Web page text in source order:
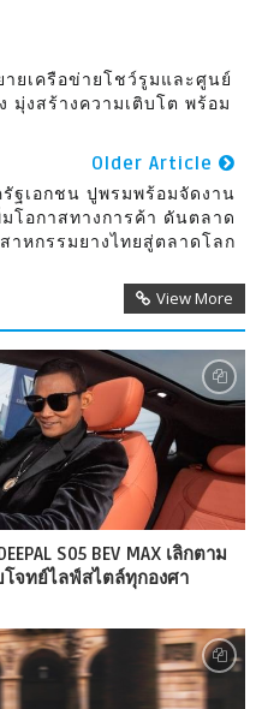
ยเครือข่ายโชว์รูมและศูนย์
มุ่งสร้างความเติบโต พร้อม
Older Article
ฐเอกชน ปูพรมพร้อมจัดงาน
โอกาสทางการค้า ดันตลาด
าหกรรมยางไทยสู่ตลาดโลก
View More
S05 BEV MAX เลิกตาม
โจทย์ไลฟ์สไตล์ทุกองศา